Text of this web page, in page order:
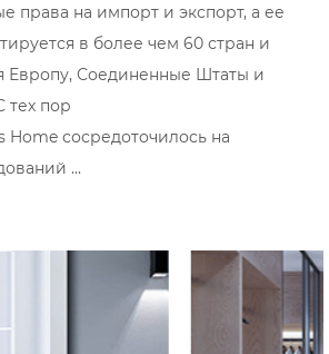
права на импорт и экспорт, а ее
в более чем 60 стран и
Европу, Соединенные Штаты и
тех пор
сосредоточилось на
...